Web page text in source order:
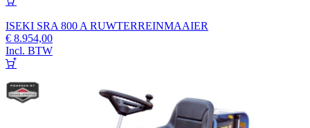
ISEKI SRA 800 A RUWTERREINMAAIER
€ 8.954,00
Incl. BTW